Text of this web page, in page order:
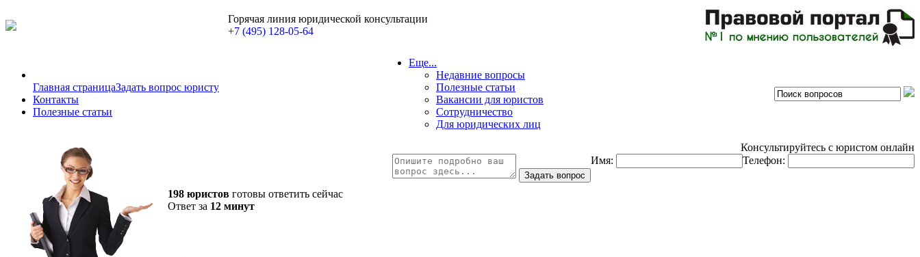
Горячая линия юридической консультации
+7 (495) 128-05-64
Главная страницаЗадать вопрос юристу
Контакты
Полезные статьи
Еще...
Недавние вопросы
Полезные статьи
Вакансии для юристов
Сотрудничество
Для юридических лиц
198 юристов готовы ответить сейчас
Ответ за 12 минут
Консультируйтесь с юристом онлайн
Имя:
Телефон: